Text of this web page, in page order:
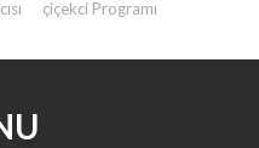
çiçekci Programı